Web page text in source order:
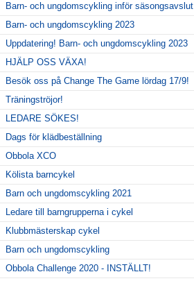
Barn- och ungdomscykling inför säsongsavslut
Barn- och ungdomscykling 2023
Uppdatering! Barn- och ungdomscykling 2023
HJÄLP OSS VÄXA!
Besök oss på Change The Game lördag 17/9!
Träningströjor!
LEDARE SÖKES!
Dags för klädbeställning
Obbola XCO
Kölista barncykel
Barn och ungdomscykling 2021
Ledare till barngrupperna i cykel
Klubbmästerskap cykel
Barn och ungdomscykling
Obbola Challenge 2020 - INSTÄLLT!